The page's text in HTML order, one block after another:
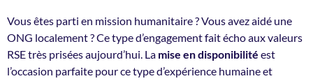
Vous êtes parti en mission humanitaire ? Vous avez aidé une
ONG localement ? Ce type d’engagement fait écho aux valeurs
RSE très prisées aujourd’hui. La mise en disponibilité est
l’occasion parfaite pour ce type d’expérience humaine et